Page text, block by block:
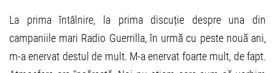
La prima întâlnire, la prima discuție despre una din
campaniile mari Radio Guerrilla, în urmă cu peste nouă ani,
m-a enervat destul de mult. M-a enervat foarte mult, de fapt.